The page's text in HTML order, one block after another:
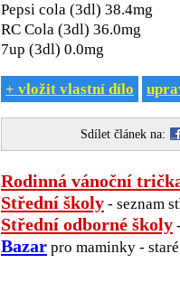
Pepsi cola (3dl) 38.4mg
RC Cola (3dl) 36.0mg
7up (3dl) 0.0mg
+ vložit vlastní dílo
Sdílet článek na:
Rodinná vánoční
Střední školy - seznam
Střední odborné školy
Bazar pro maminky -